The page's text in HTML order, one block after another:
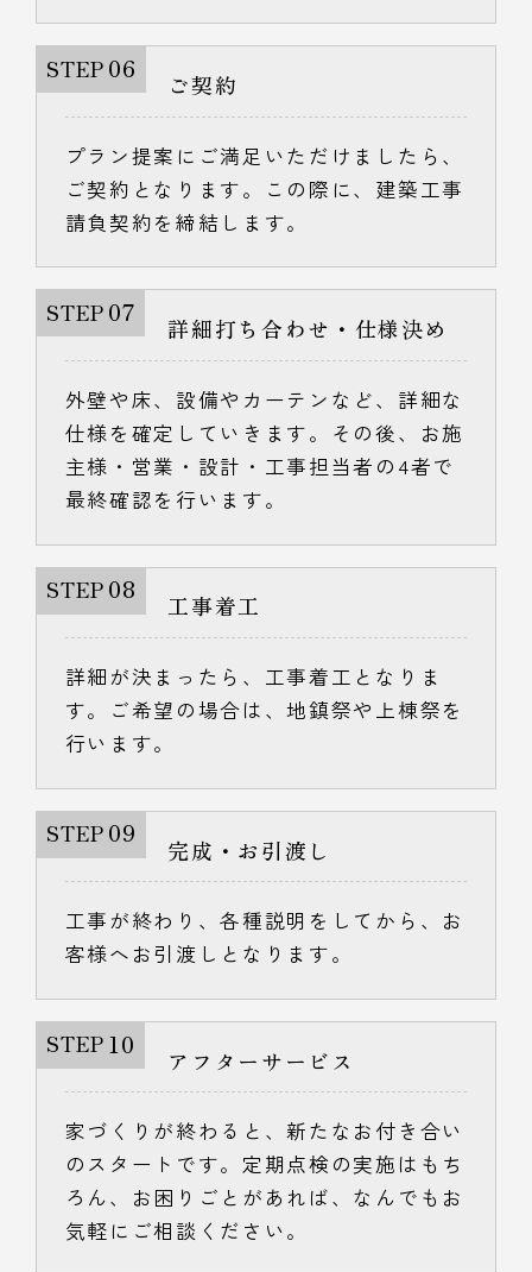
STEP 06
ご契約
プラン提案にご満足いただけましたら、
ご契約となります。この際に、建築工事
請負契約を締結します。
STEP 07
詳細打ち合わせ・仕様決め
外壁や床、設備やカーテンなど、詳細な
仕様を確定していきます。その後、お施
主様・営業・設計・工事担当者の4者で
最終確認を行います。
STEP 08
工事着工
詳細が決まったら、工事着工となりま
す。ご希望の場合は、地鎮祭や上棟祭を
行います。
STEP 09
完成・お引渡し
工事が終わり、各種説明をしてから、お
客様へお引渡しとなります。
STEP 10
アフターサービス
家づくりが終わると、新たなお付き合い
のスタートです。定期点検の実施はもち
ろん、お困りごとがあれば、なんでもお
気軽にご相談ください。